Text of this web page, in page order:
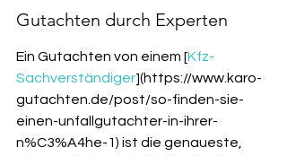
Gutachten durch Experten
Ein Gutachten von einem [Kfz-
Sachverständiger](https://www.karo-
gutachten.de/post/so-finden-sie-
einen-unfallgutachter-in-ihrer-
n%C3%A4he-1) ist die genaueste,